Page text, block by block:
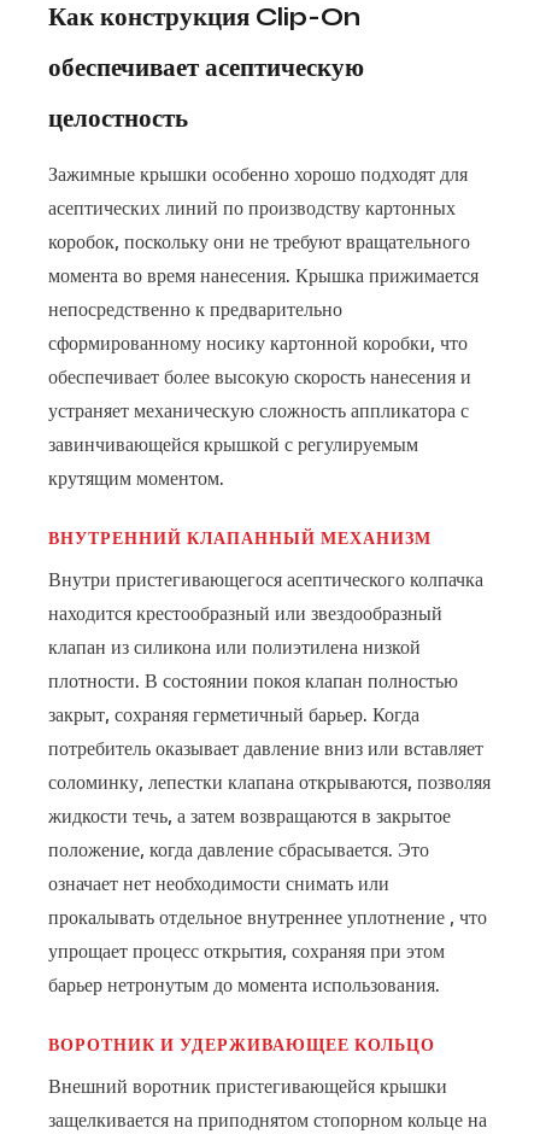
Как конструкция Clip-On
обеспечивает асептическую
целостность
Зажимные крышки особенно хорошо подходят для
асептических линий по производству картонных
коробок, поскольку они не требуют вращательного
момента во время нанесения. Крышка прижимается
непосредственно к предварительно
сформированному носику картонной коробки, что
обеспечивает более высокую скорость нанесения и
устраняет механическую сложность аппликатора с
завинчивающейся крышкой с регулируемым
крутящим моментом.
ВНУТРЕННИЙ КЛАПАННЫЙ МЕХАНИЗМ
Внутри пристегивающегося асептического колпачка
находится крестообразный или звездообразный
клапан из силикона или полиэтилена низкой
плотности. В состоянии покоя клапан полностью
закрыт, сохраняя герметичный барьер. Когда
потребитель оказывает давление вниз или вставляет
соломинку, лепестки клапана открываются, позволяя
жидкости течь, а затем возвращаются в закрытое
положение, когда давление сбрасывается. Это
означаетнет необходимости снимать или
прокалывать отдельное внутреннее уплотнение , что
упрощает процесс открытия, сохраняя при этом
барьер нетронутым до момента использования.
ВОРОТНИК И УДЕРЖИВАЮЩЕЕ КОЛЬЦО
Внешний воротник пристегивающейся крышки
защелкивается на приподнятом стопорном кольце на